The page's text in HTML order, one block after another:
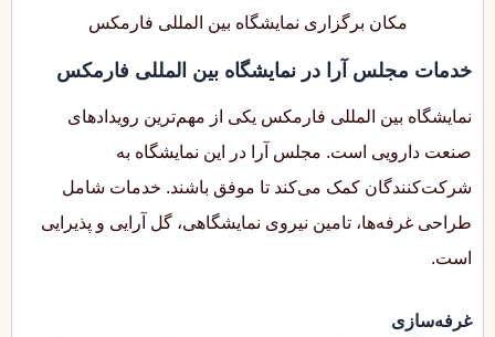
مکان برگزاری نمایشگاه بین المللی فارمکس
خدمات مجلس آرا در نمایشگاه بین المللی فارمکس
نمایشگاه بین المللی فارمکس یکی از مهم‌ترین رویدادهای
صنعت دارویی است. مجلس آرا در این نمایشگاه به
شرکت‌کنندگان کمک می‌کند تا موفق باشند. خدمات شامل
طراحی غرفه‌ها، تامین نیروی نمایشگاهی، گل آرایی و پذیرایی
است.
غرفه‌سازی